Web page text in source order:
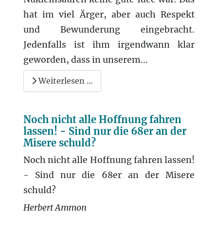
hat im viel Ärger, aber auch Respekt
und Bewunderung eingebracht.
Jedenfalls ist ihm irgendwann klar
geworden, dass in unserem...
Weiterlesen …
Noch nicht alle Hoffnung fahren
lassen! - Sind nur die 68er an der
Misere schuld?
Noch nicht alle Hoffnung fahren lassen!
- Sind nur die 68er an der Misere
schuld?
Herbert Ammon